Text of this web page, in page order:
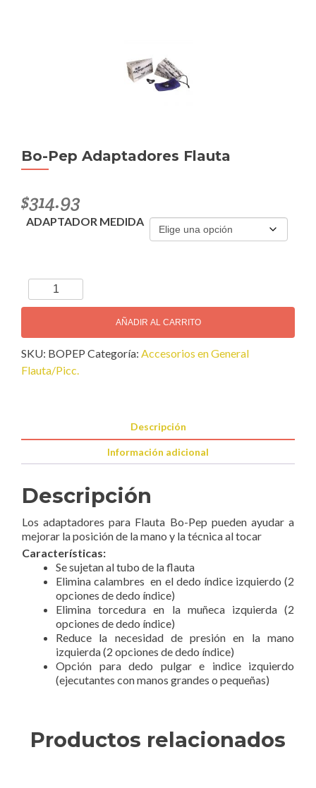
Bo-Pep Adaptadores Flauta
$314.93
ADAPTADOR MEDIDA
Pep
Flauta
cantidad
AÑADIR AL CARRITO
SKU: BOPEP Categoría: Accesorios en General
Flauta/Picc.
Descripción
Información adicional
Descripción
Los adaptadores para Flauta Bo-Pep pueden ayudar a
mejorar la posición de la mano y la técnica al tocar
Características:
Se sujetan al tubo de la flauta
Elimina calambres en el dedo índice izquierdo (2
opciones de dedo índice)
Elimina torcedura en la muñeca izquierda (2
opciones de dedo índice)
Reduce la necesidad de presión en la mano
izquierda (2 opciones de dedo índice)
Opción para dedo pulgar e indice izquierdo
(ejecutantes con manos grandes o pequeñas)
Productos relacionados